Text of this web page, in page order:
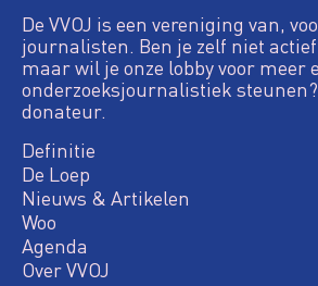
De VVOJ is een vereniging van,
journalisten. Ben je zelf niet
maar wil je onze lobby voor meer
onderzoeksjournalistiek steunen?
donateur.
Definitie
De Loep
Nieuws & Artikelen
Woo
Agenda
Over VVOJ